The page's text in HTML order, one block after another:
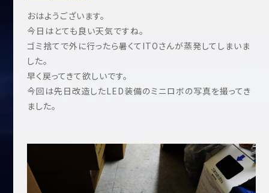
おはようございます。
今日はとても良い天気ですね。
ゴミ捨てで外に行ったら暑くてITOさんが蒸発してしまいま
した。
早く戻ってきて欲しいです。
今回は先日改造したLED装備のミニロボの写真を撮ってき
ました。